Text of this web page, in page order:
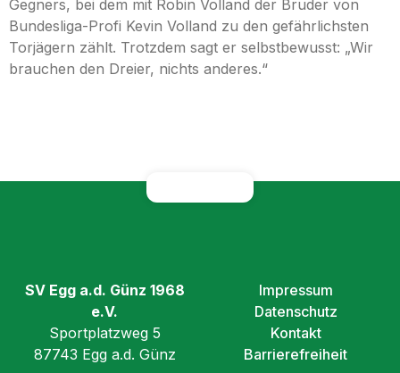
Gegners, bei dem mit Robin Volland der Bruder von
Bundesliga-Profi Kevin Volland zu den gefährlichsten
Torjägern zählt. Trotzdem sagt er selbstbewusst: „Wir
brauchen den Dreier, nichts anderes.“
SV Egg a.d. Günz 1968
e.V.
Sportplatzweg 5
87743 Egg a.d. Günz
Impressum
Datenschutz
Kontakt
Barrierefreiheit